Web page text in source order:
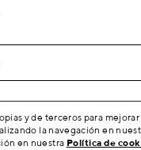
y de terceros para
la navegación en
en nuestra Política de